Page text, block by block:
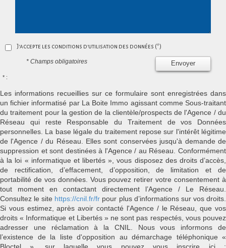
J'accepte les conditions d'utilisation des données (*)
Envoyer
* Champs obligatoires
* :
Les informations recueillies sur ce formulaire sont enregistrées dans
un fichier informatisé par La Boite Immo agissant comme Sous-traitant
du traitement pour la gestion de la clientèle/prospects de l'Agence / du
Réseau qui reste Responsable du Traitement de vos Données
personnelles. La base légale du traitement repose sur l'intérêt légitime
de l'Agence / du Réseau. Elles sont conservées jusqu'à demande de
suppression et sont destinées à l'Agence / au Réseau. Conformément
à la loi « informatique et libertés », vous disposez des droits d’accès,
de rectification, d’effacement, d’opposition, de limitation et de
portabilité de vos données. Vous pouvez retirer votre consentement à
tout moment en contactant directement l’Agence / Le Réseau.
Consultez le site https://cnil.fr/fr pour plus d’informations sur vos droits.
Si vous estimez, après avoir contacté l'Agence / le Réseau, que vos
droits « Informatique et Libertés » ne sont pas respectés, vous pouvez
adresser une réclamation à la CNIL. Nous vous informons de
l’existence de la liste d'opposition au démarchage téléphonique «